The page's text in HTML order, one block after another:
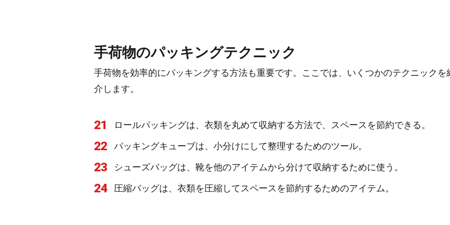
手荷物のパッキングテクニック
手荷物を効率的にパッキングする方法も重要です。ここでは、いくつかのテクニックを
介します。
21 ロールパッキングは、衣類を丸めて収納する方法で、スペースを節約できる。
22 パッキングキューブは、小分けにして整理するためのツール。
23 シューズバッグは、靴を他のアイテムから分けて収納するために使う。
24 圧縮バッグは、衣類を圧縮してスペースを節約するためのアイテム。